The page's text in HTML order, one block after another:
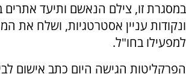
במסגרת זו, צילם הנאשם ותיעד אתרים
ונקודות עניין אסטרטגיות, ושלח את
למפעילו בחו"ל.
הפרקליטות הגישה היום כתב אישום